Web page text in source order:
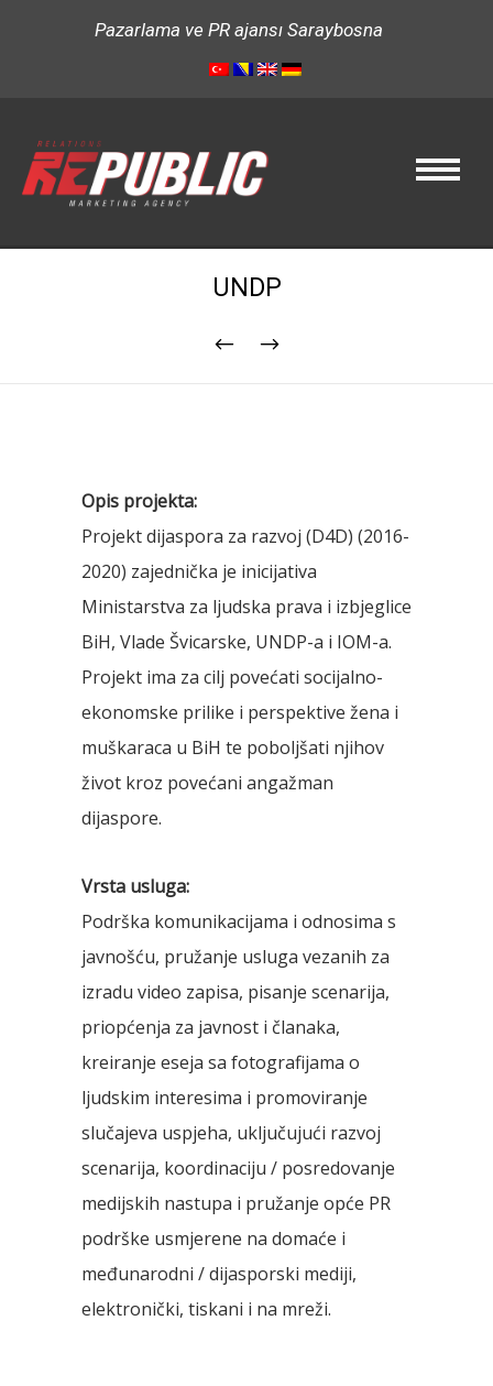
Pazarlama ve PR ajansı Saraybosna
UNDP
Opis projekta:
Projekt dijaspora za razvoj (D4D) (2016-
2020) zajednička je inicijativa
Ministarstva za ljudska prava i izbjeglice
BiH, Vlade Švicarske, UNDP-a i IOM-a.
Projekt ima za cilj povećati socijalno-
ekonomske prilike i perspektive žena i
muškaraca u BiH te poboljšati njihov
život kroz povećani angažman
dijaspore.
Vrsta usluga:
Podrška komunikacijama i odnosima s
javnošću, pružanje usluga vezanih za
izradu video zapisa, pisanje scenarija,
priopćenja za javnost i članaka,
kreiranje eseja sa fotografijama o
ljudskim interesima i promoviranje
slučajeva uspjeha, uključujući razvoj
scenarija, koordinaciju / posredovanje
medijskih nastupa i pružanje opće PR
podrške usmjerene na domaće i
međunarodni / dijasporski mediji,
elektronički, tiskani i na mreži.